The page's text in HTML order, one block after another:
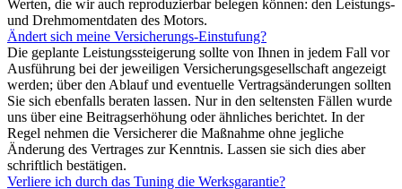
Werten, die wir auch reproduzierbar belegen können: den Leistungs-
und Drehmomentdaten des Motors.
Ändert sich meine Versicherungs-Einstufung?
Die geplante Leistungssteigerung sollte von Ihnen in jedem Fall vor
Ausführung bei der jeweiligen Versicherungsgesellschaft angezeigt
werden; über den Ablauf und eventuelle Vertragsänderungen sollten
Sie sich ebenfalls beraten lassen. Nur in den seltensten Fällen wurde
uns über eine Beitragserhöhung oder ähnliches berichtet. In der
Regel nehmen die Versicherer die Maßnahme ohne jegliche
Änderung des Vertrages zur Kenntnis. Lassen sie sich dies aber
schriftlich bestätigen.
Verliere ich durch das Tuning die Werksgarantie?